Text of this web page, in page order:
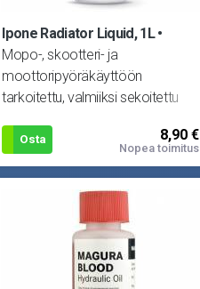
Ipone Radiator Liquid, 1L
Mopo-, skootteri- ja
moottoripyöräkäyttöön
tarkoitettu, valmiiksi sekoitettu
Osta 8,90 €
Nopea toimitus